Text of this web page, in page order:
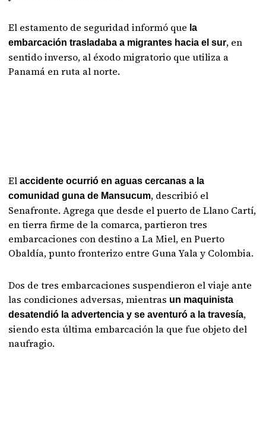
El estamento de seguridad informó que la
embarcación trasladaba a migrantes hacia el sur, en
sentido inverso, al éxodo migratorio que utiliza a
Panamá en ruta al norte.
Elaccidente ocurrió en aguas cercanas a la
comunidad guna de Mansucum, describió el
Senafronte. Agrega que desde el puerto de Llano Cartí,
en tierra firme de la comarca, partieron tres
embarcaciones con destino a La Miel, en Puerto
Obaldía, punto fronterizo entre Guna Yala y Colombia.
Dos de tres embarcaciones suspendieron el viaje ante
las condiciones adversas, mientras un maquinista
desatendió la advertencia y se aventuró a la travesía,
siendo esta última embarcación la que fue objeto del
naufragio.